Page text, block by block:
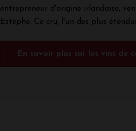
entrepreneur d'origine irlandaise,
Estèphe. Ce cru, l'un des plus
En savoir plus sur les vins de